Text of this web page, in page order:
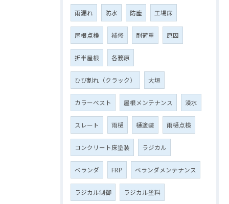
雨漏れ 防水 防塵 工場床
屋根点検 補修 耐荷重 原因
折半屋根 各務原
ひび割れ（クラック） 大垣
カラーベスト 屋根メンテナンス 浸水
スレート 雨樋 樋塗装 雨樋点検
コンクリート床塗装 ラジカル
ベランダ FRP ベランダメンテナンス
ラジカル制御 ラジカル塗料